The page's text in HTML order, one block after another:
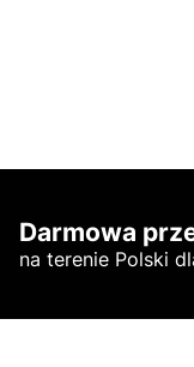
Darmowa
na terenie Polski